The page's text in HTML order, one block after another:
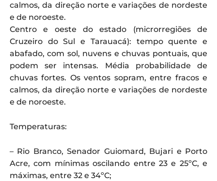
calmos, da direção norte e variações de nordeste
e de noroeste.
Centro e oeste do estado (microrregiões de
Cruzeiro do Sul e Tarauacá): tempo quente e
abafado, com sol, nuvens e chuvas pontuais, que
podem ser intensas. Média probabilidade de
chuvas fortes. Os ventos sopram, entre fracos e
calmos, da direção norte e variações de nordeste
e de noroeste.
Temperaturas:
– Rio Branco, Senador Guiomard, Bujari e Porto
Acre, com mínimas oscilando entre 23 e 25ºC, e
máximas, entre 32 e 34ºC;